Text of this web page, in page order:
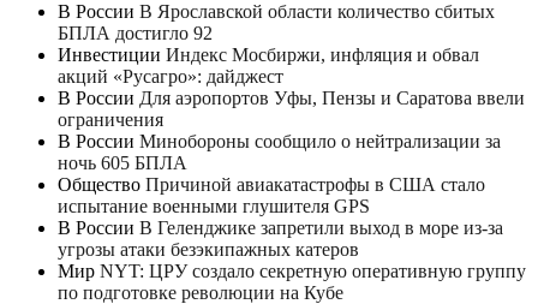
В России В Ярославской области количество сбитых
БПЛА достигло 92
Инвестиции Индекс Мосбиржи, инфляция и обвал
акций «Русагро»: дайджест
В России Для аэропортов Уфы, Пензы и Саратова ввели
ограничения
В России Минобороны сообщило о нейтрализации за
ночь 605 БПЛА
Общество Причиной авиакатастрофы в США стало
испытание военными глушителя GPS
В России В Геленджике запретили выход в море из-за
угрозы атаки безэкипажных катеров
Мир NYT: ЦРУ создало секретную оперативную группу
по подготовке революции на Кубе